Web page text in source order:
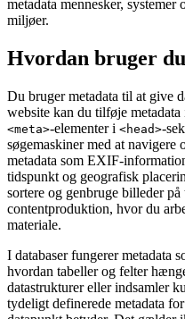
metadata mennesker,
miljøer.
Hvordan bruger
Du bruger metadata til at give
website kan du tilføje
<meta>-elementer i <head>-
søgemaskiner med at navigere
metadata som EXIF-
tidspunkt og geografisk
sortere og genbruge billeder
contentproduktion, hvor du
materiale.
I databaser fungerer metadata
hvordan tabeller og felter
datastrukturer eller indsamler
tydeligt definerede metadata